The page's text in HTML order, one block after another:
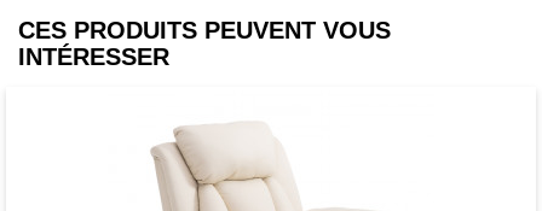
CES PRODUITS PEUVENT VOUS
INTÉRESSER